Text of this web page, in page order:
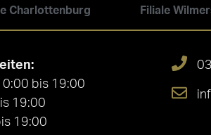
Charlottenburg Filiale
bis 19:00
19:00
19:00